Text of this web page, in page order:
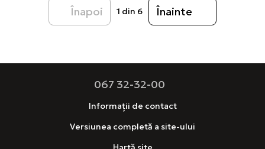
Înapoi 1 din 6 Înainte
067 32-32-00
Informații de contact
Versiunea completă a site-ului